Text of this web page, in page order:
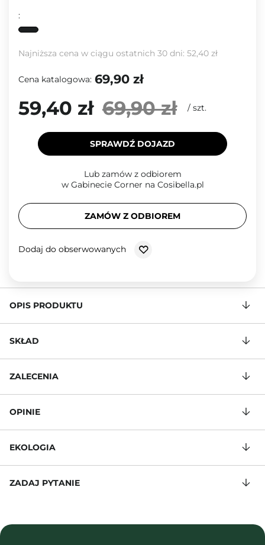
:
Najniższa cena w ciągu ostatnich 30 dni: 52,40 zł
Cena katalogowa: 69,90 zł
59,40 zł 69,90 zł / szt.
SPRAWDŹ DOJAZD
Lub zamów z odbiorem
w Gabinecie Corner na Cosibella.pl
ZAMÓW Z ODBIOREM
Dodaj do obserwowanych
OPIS PRODUKTU
SKŁAD
ZALECENIA
OPINIE
EKOLOGIA
ZADAJ PYTANIE